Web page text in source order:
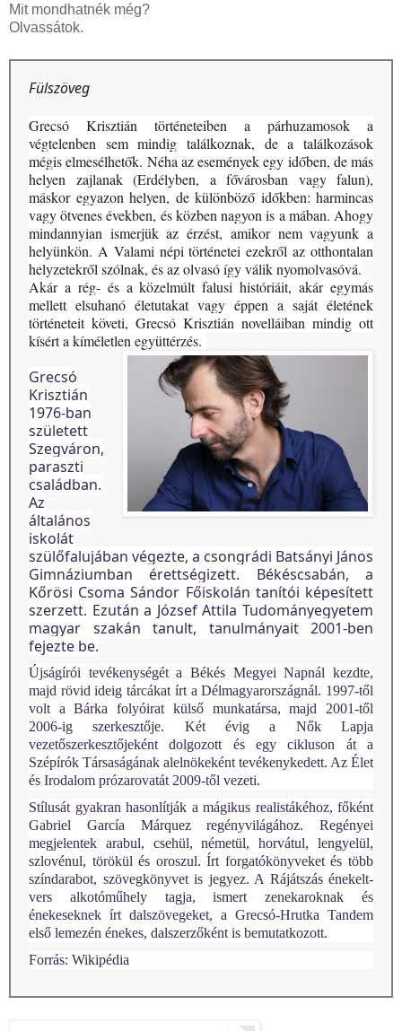
Mit mondhatnék még?
Olvassátok.
Fülszöveg
Grecsó Krisztián történeteiben a párhuzamosok a
végtelenben sem mindig találkoznak, de a találkozások
mégis elmesélhetők. Néha az események egy időben, de más
helyen zajlanak (Erdélyben, a fővárosban vagy falun),
máskor egyazon helyen, de különböző időkben: harmincas
vagy ötvenes években, és közben nagyon is a mában. Ahogy
mindannyian ismerjük az érzést, amikor nem vagyunk a
helyünkön. A Valami népi történetei ezekről az otthontalan
helyzetekről szólnak, és az olvasó így válik nyomolvasóvá.
Akár a rég- és a közelmúlt falusi históriáit, akár egymás
mellett elsuhanó életutakat vagy éppen a saját életének
történeteit követi, Grecsó Krisztián novelláiban mindig ott
kísért a kíméletlen együttérzés.
Grecsó
Krisztián
1976-ban
született
Szegváron,
paraszti
családban.
Az
általános
iskolát
szülőfalujában végezte, a csongrádi Batsányi János
Gimnáziumban érettségizett. Békéscsabán, a
Kőrösi Csoma Sándor Főiskolán tanítói képesített
szerzett. Ezután a József Attila Tudományegyetem
magyar szakán tanult, tanulmányait 2001-ben
fejezte be.
Újságírói tevékenységét a Békés Megyei Napnál kezdte,
majd rövid ideig tárcákat írt a Délmagyarországnál. 1997-től
volt a Bárka folyóirat külső munkatársa, majd 2001-től
2006-ig szerkesztője. Két évig a Nők Lapja
vezetőszerkesztőjeként dolgozott és egy cikluson át a
Szépírók Társaságának alelnökeként tevékenykedett. Az Élet
és Irodalom prózarovatát 2009-től vezeti.
Stílusát gyakran hasonlítják a mágikus realistákéhoz, főként
Gabriel García Márquez regényvilágához. Regényei
megjelentek arabul, csehül, németül, horvátul, lengyelül,
szlovénul, törökül és oroszul. Írt forgatókönyveket és több
színdarabot, szövegkönyvet is jegyez. A Rájátszás énekelt-
vers alkotóműhely tagja, ismert zenekaroknak és
énekeseknek írt dalszövegeket, a Grecsó-Hrutka Tandem
első lemezén énekes, dalszerzőként is bemutatkozott.
Forrás: Wikipédia